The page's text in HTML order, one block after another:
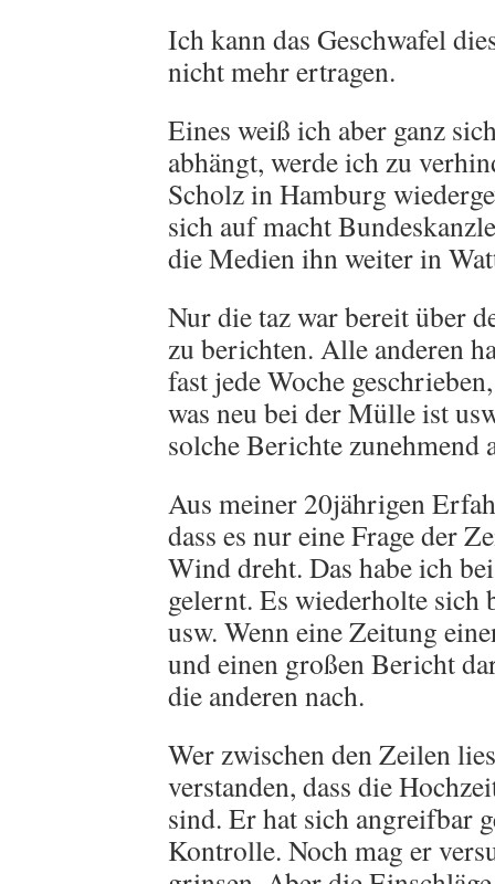
Ich kann das Geschwafel
nicht mehr ertragen.
Eines weiß ich aber ganz
abhängt, werde ich zu
Scholz in Hamburg
sich auf macht
die Medien ihn weiter in
Nur die taz war bereit über
zu berichten. Alle anderen
fast jede Woche
was neu bei der Mülle ist
solche Berichte zunehmend
Aus meiner 20jährigen
dass es nur eine Frage der
Wind dreht. Das habe ich
gelernt. Es wiederholte
usw. Wenn eine Zeitung
und einen großen Bericht
die anderen nach.
Wer zwischen den Zeilen
verstanden, dass die
sind. Er hat sich angreifbar
Kontrolle. Noch mag er